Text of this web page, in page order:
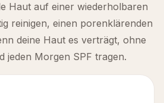
Haut auf einer wiederholbaren
reinigen, einen porenklärenden
deine Haut es verträgt, ohne
jeden Morgen SPF tragen.